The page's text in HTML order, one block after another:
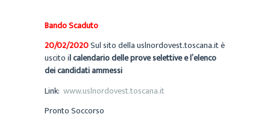
Bando Scaduto
20/02/2020Sul sito della uslnordovest.toscana.it è
uscito il calendario delle prove selettive e l’elenco
dei candidati ammessi
Link: www.uslnordovest.toscana.it
Pronto Soccorso